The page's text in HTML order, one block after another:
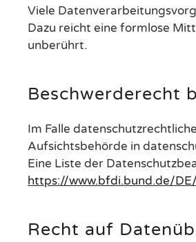
Viele
Dazu reicht eine formlose
unberührt.
Beschwerderecht
Im Falle
Aufsichtsbehörde in
Eine Liste der
https://www.bfdi.bund.de/
Recht auf